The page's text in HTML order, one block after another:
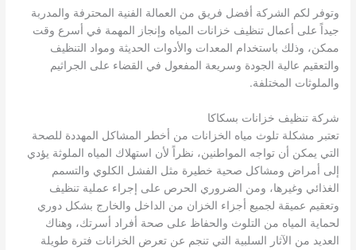
وتوفر لكم الشركة أفضل فريق من العمالة الفنية المحترفة والمدربة
جيداً على أعمال تنظيف خزانات المياه وإنجاز المهمة في أسرع وقت
ممكن، وذلك باستخدام المعدات والأدوات الحديثة ومواد التنظيف
والتعقيم عالية الجودة وسريعة المفعول في القضاء على الجراثيم
والملوثات المختلفة.
شركة تنظيف خزانات بسكاكا
تعتبر مشكلة تلوث مياه الخزانات من أخطر المشاكل المهددة للصحة
التي يمكن أن تواجه المواطنين، نظراً لأن استهلاك المياه الملوثة يؤدي
إلى أمراض ومشاكل صحية خطيرة مثل الفشل الكلوي والتسمم
الغذائي وغيرها، ومن الضروري الحرص على إجراء عملية تنظيف
وتعقيم عميقة لجميع أجزاء الخزان من الداخل والخارج بشكل دوري
لحماية المياه من التلوث والحفاظ على صحة أفراد أسرتك، وهناك
العديد من الآثار السلبية التي تنجم عن تعرض الخزانات فترة طويلة